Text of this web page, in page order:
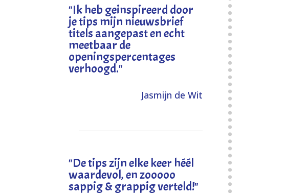
"Ik heb geinspireerd door
je tips mijn nieuwsbrief
titels aangepast en echt
meetbaar de
openingspercentages
verhoogd."
Jasmijn de Wit
"De tips zijn elke keer héél
waardevol, en zooooo
sappig & grappig verteld!"